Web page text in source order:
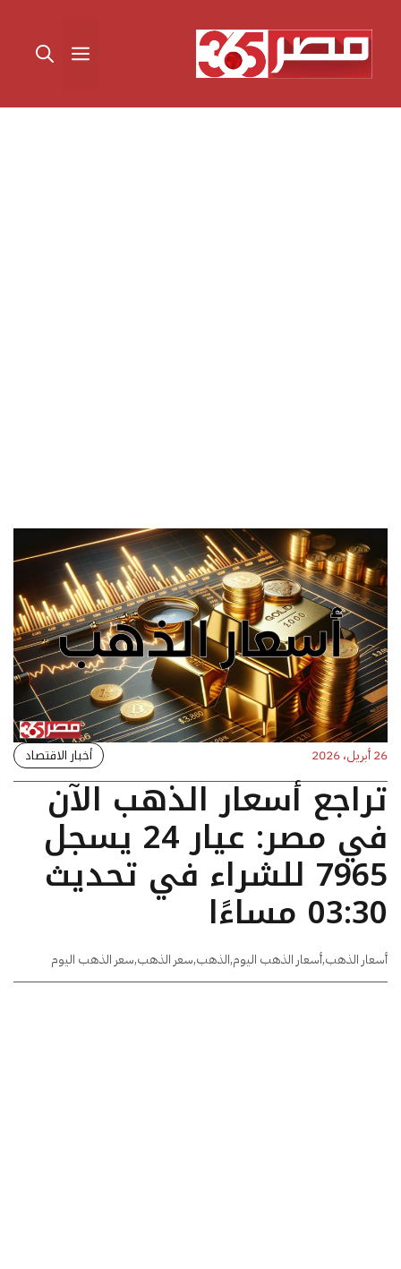
المحتوى القائمة
26 أبريل، 2026 أخبار الاقتصاد
تراجع أسعار الذهب الآن
في مصر: عيار 24 يسجل
7965 للشراء في تحديث
03:30 مساءًا
أسعار الذهب,أسعار الذهب اليوم,الذهب,سعر الذهب,سعر الذهب اليوم